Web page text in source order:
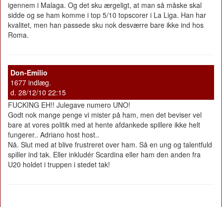
igennem i Malaga. Og det sku ærgeligt, at man så måske skal
sidde og se ham komme i top 5/10 topscorer i La Liga. Han har
kvalitet, men han passede sku nok desværre bare ikke ind hos
Roma.
Don-Emilio
1677 indlæg.
d. 28/12/10 22:15
FUCKING EH!! Julegave numero UNO!
Godt nok mange penge vi mister på ham, men det beviser vel
bare at vores politik med at hente afdankede spillere ikke helt
fungerer.. Adriano host host..
Nå. Slut med at blive frustreret over ham. Så en ung og talentfuld
spiller ind tak. Eller inkludér Scardina eller ham den anden fra
U20 holdet i truppen i stedet tak!